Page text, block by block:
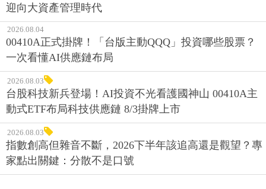
迎向大資產管理時代
2026.08.04
00410A正式掛牌！「台版主動QQQ」投資哪些股票？
一次看懂AI供應鏈布局
2026.08.03
台股科技新兵登場！AI投資不光看護國神山 00410A主
動式ETF布局科技供應鏈 8/3掛牌上市
2026.08.03
指數創高但雜音不斷，2026下半年該追高還是觀望？專
家點出關鍵：分散不是口號